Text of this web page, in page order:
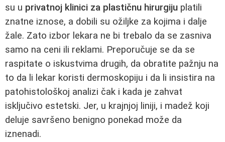
su u privatnoj klinici za plastičnu hirurgiju platili
znatne iznose, a dobili su ožiljke za kojima i dalje
žale. Zato izbor lekara ne bi trebalo da se zasniva
samo na ceni ili reklami. Preporučuje se da se
raspitate o iskustvima drugih, da obratite pažnju na
to da li lekar koristi dermoskopiju i da li insistira na
patohistološkoj analizi čak i kada je zahvat
isključivo estetski. Jer, u krajnjoj liniji, i madež koji
deluje savršeno benigno ponekad može da
iznenadi.